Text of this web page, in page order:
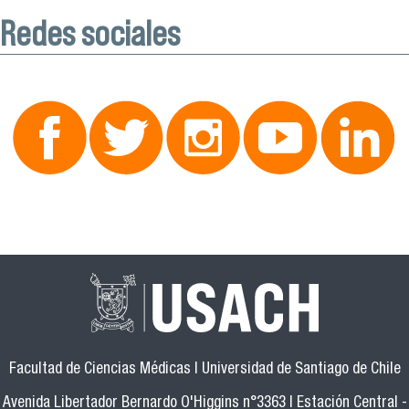
Redes sociales
Facultad de Ciencias Médicas | Universidad de Santiago de Chile
Avenida Libertador Bernardo O'Higgins n°3363 | Estación Central -